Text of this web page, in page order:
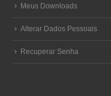
Meus Downloads
Alterar Dados Pessoais
Recuperar Senha